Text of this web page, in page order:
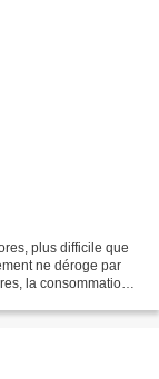
plus difficile que
ne déroge par
la consommation